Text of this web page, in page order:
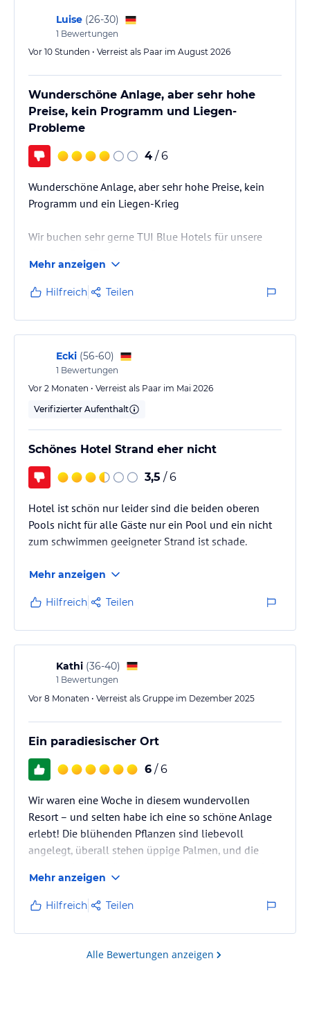
Luise (26-30)
1 Bewertungen
Vor 10 Stunden • Verreist als Paar im August 2026
Wunderschöne Anlage, aber sehr hohe
Preise, kein Programm und Liegen-
Probleme
4 / 6
Wunderschöne Anlage, aber sehr hohe Preise, kein
Programm und ein Liegen-Krieg
Wir buchen sehr gerne TUI Blue Hotels für unsere
wir getestet haben, und wir haben uns lange darauf
gefreut. Ehrlicherweise würde ich es aber nicht
wieder buchen. Von den 6 getesteten TUI Blue Hotels
landet es auf meiner persönlichen Hitlist leider nur
auf Platz 5.
Das Positive vorab (und ein großes Aber bei den
Zimmern):
Mehr anzeigen
Hilfreich Teilen
Ecki (56-60)
1 Bewertungen
Vor 2 Monaten • Verreist als Paar im Mai 2026
Verifizierter Aufenthalt
Schönes Hotel Strand eher nicht
3,5 / 6
Hotel ist schön nur leider sind die beiden oberen
Pools nicht für alle Gäste nur ein Pool und ein nicht
zum schwimmen geeigneter Strand ist schade.
Mehr anzeigen
Hilfreich Teilen
Kathi (36-40)
1 Bewertungen
Vor 8 Monaten • Verreist als Gruppe im Dezember 2025
Ein paradiesischer Ort
6 / 6
Wir waren eine Woche in diesem wundervollen
Resort – und selten habe ich eine so schöne Anlage
erlebt! Die blühenden Pflanzen sind liebevoll
angelegt, überall stehen üppige Palmen, und die
Paradies. Die Zimmer bestehen aus einzeln stehenden
kleinen Villen bzw. Bungalows. Wir hatten jeweils
eine Villa mit direktem Zugang zum Pool – absolut
empfehlenswert!
Mehr anzeigen
Hilfreich Teilen
Alle Bewertungen anzeigen